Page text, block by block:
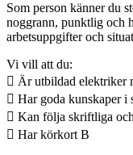
Som person känner du
noggrann, punktlig och
arbetsuppgifter och
Vi vill att du:
 Är utbildad elektriker
 Har goda kunskaper i
 Kan följa skriftliga
 Har körkort B